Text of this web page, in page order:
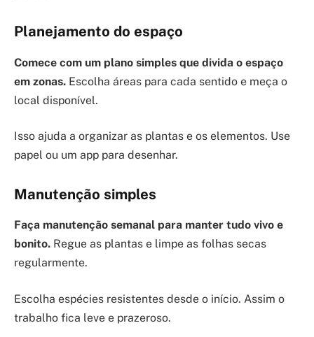
Planejamento do espaço
Comece com um plano simples que divida o espaço
em zonas. Escolha áreas para cada sentido e meça o
local disponível.
Isso ajuda a organizar as plantas e os elementos. Use
papel ou um app para desenhar.
Manutenção simples
Faça manutenção semanal para manter tudo vivo e
bonito. Regue as plantas e limpe as folhas secas
regularmente.
Escolha espécies resistentes desde o início. Assim o
trabalho fica leve e prazeroso.